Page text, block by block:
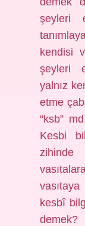
şeyleri
kendisi
şeyleri
yalnız
etme
“ksb”
Kesbi
zihinde
kesbî